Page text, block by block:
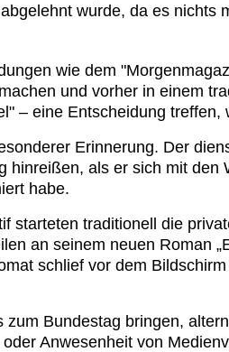
wurde, da es
wie dem
und vorher in einem
– eine Entscheidung
Erinnerung. Der
als er sich mit
habe.
traditionell die
an seinem neuen Roman
schlief vor dem
Bundestag bringen,
Anwesenheit von